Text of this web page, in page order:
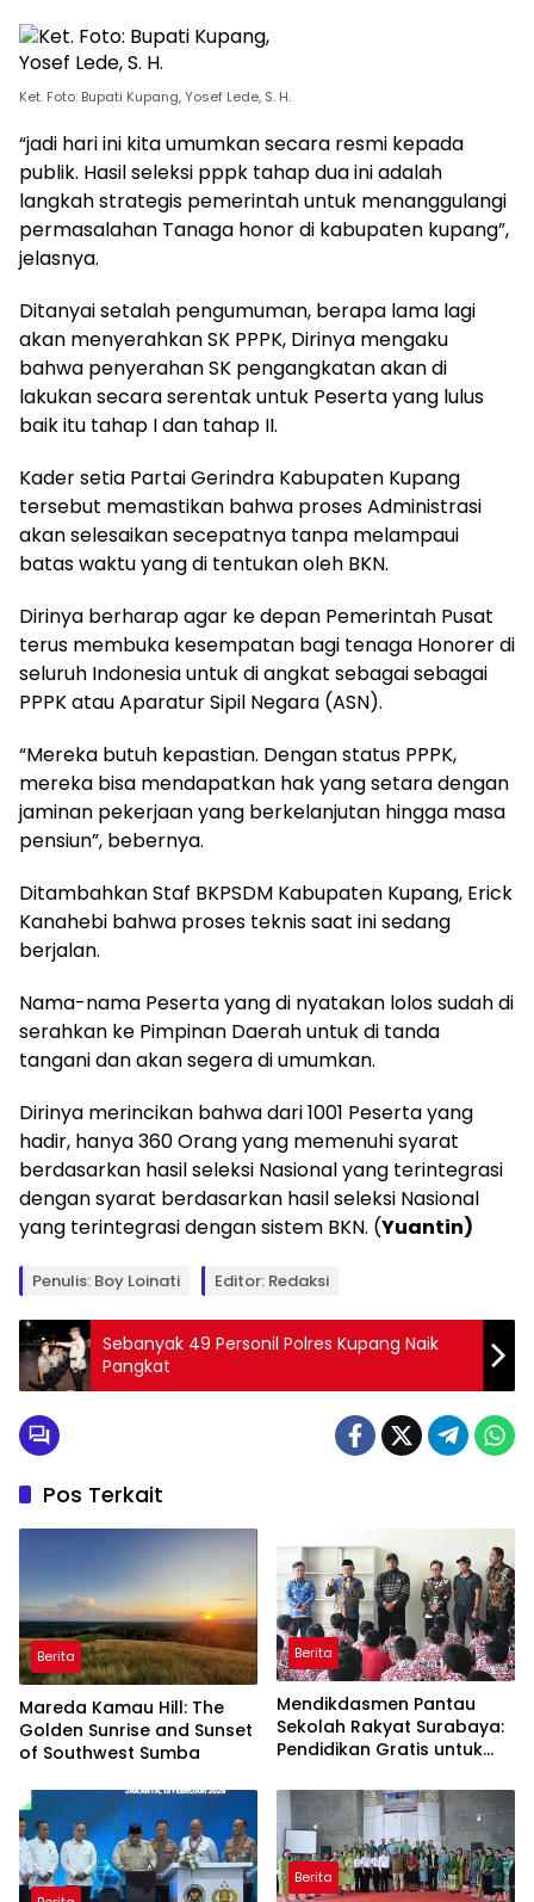
Ket. Foto: Bupati Kupang, Yosef Lede, S. H.
“jadi hari ini kita umumkan secara resmi kepada
publik. Hasil seleksi pppk tahap dua ini adalah
langkah strategis pemerintah untuk menanggulangi
permasalahan Tanaga honor di kabupaten kupang”,
jelasnya.
Ditanyai setalah pengumuman, berapa lama lagi
akan menyerahkan SK PPPK, Dirinya mengaku
bahwa penyerahan SK pengangkatan akan di
lakukan secara serentak untuk Peserta yang lulus
baik itu tahap I dan tahap II.
Kader setia Partai Gerindra Kabupaten Kupang
tersebut memastikan bahwa proses Administrasi
akan selesaikan secepatnya tanpa melampaui
batas waktu yang di tentukan oleh BKN.
Dirinya berharap agar ke depan Pemerintah Pusat
terus membuka kesempatan bagi tenaga Honorer di
seluruh Indonesia untuk di angkat sebagai sebagai
PPPK atau Aparatur Sipil Negara (ASN).
“Mereka butuh kepastian. Dengan status PPPK,
mereka bisa mendapatkan hak yang setara dengan
jaminan pekerjaan yang berkelanjutan hingga masa
pensiun”, bebernya.
Ditambahkan Staf BKPSDM Kabupaten Kupang, Erick
Kanahebi bahwa proses teknis saat ini sedang
berjalan.
Nama-nama Peserta yang di nyatakan lolos sudah di
serahkan ke Pimpinan Daerah untuk di tanda
tangani dan akan segera di umumkan.
Dirinya merincikan bahwa dari 1001 Peserta yang
hadir, hanya 360 Orang yang memenuhi syarat
berdasarkan hasil seleksi Nasional yang terintegrasi
dengan syarat berdasarkan hasil seleksi Nasional
yang terintegrasi dengan sistem BKN. (Yuantin)
Penulis: Boy Loinati Editor: Redaksi
Sebanyak 49 Personil Polres Kupang Naik
Pangkat
Pos Terkait
Berita
Mareda Kamau Hill: The
Golden Sunrise and Sunset
of Southwest Sumba
Berita
Mendikdasmen Pantau
Sekolah Rakyat Surabaya:
Pendidikan Gratis untuk
Berita